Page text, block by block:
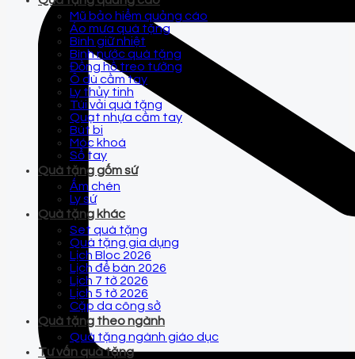
Mũ bảo hiểm quảng cáo
Áo mưa quà tặng
Bình giữ nhiệt
Bình nước quà tặng
Đồng hồ treo tường
Ô dù cầm tay
Ly thủy tinh
Túi vải quà tặng
Quạt nhựa cầm tay
Bút bi
Móc khoá
Sổ tay
Quà tặng gốm sứ
Ấm chén
Ly sứ
Quà tặng khác
Set quà tặng
Quà tặng gia dụng
Lịch Bloc 2026
Lịch để bàn 2026
Lịch 7 tờ 2026
Lịch 5 tờ 2026
Cặp da công sở
Quà tặng theo ngành
Quà tặng ngành giáo dục
Tư vấn quà tặng